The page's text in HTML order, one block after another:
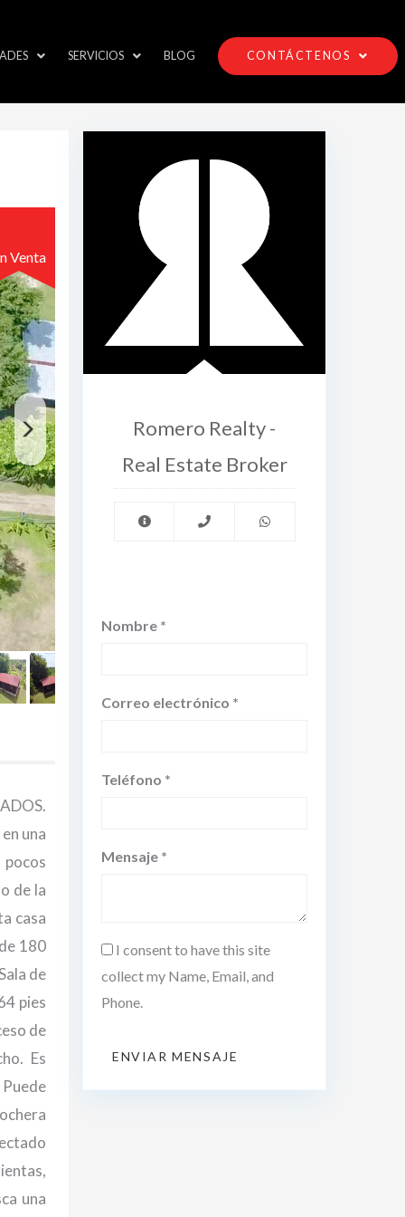
SERVICIOS BLOG CONTÁCTENOS
Venta
una
de la
casa
180
de
pies
de
Es
una
Romero Realty -
Real Estate Broker
Nombre *
Correo electrónico *
Teléfono *
Mensaje *
I consent to have this site
collect my Name, Email, and
Phone.
ENVIAR MENSAJE